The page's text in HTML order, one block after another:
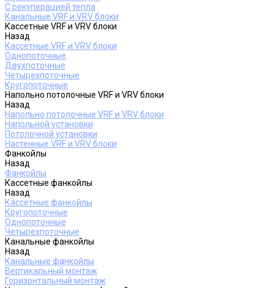
С рекуперацией тепла
Канальные VRF и VRV блоки
Кассетные VRF и VRV блоки
Назад
Кассетные VRF и VRV блоки
Однопоточные
Двухпоточные
Четырехпоточные
Кругопоточные
Напольно потолочные VRF и VRV блоки
Назад
Напольно потолочные VRF и VRV блоки
Напольной установки
Потолочной установки
Настенные VRF и VRV блоки
Фанкойлы
Назад
Фанкойлы
Кассетные фанкойлы
Назад
Кассетные фанкойлы
Кругопоточные
Однопоточные
Четырехпоточные
Канальные фанкойлы
Назад
Канальные фанкойлы
Вертикальный монтаж
Горизонтальный монтаж